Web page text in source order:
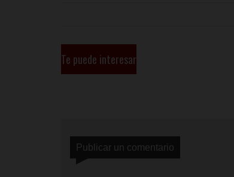
Te puede interesar
Publicar un comentario